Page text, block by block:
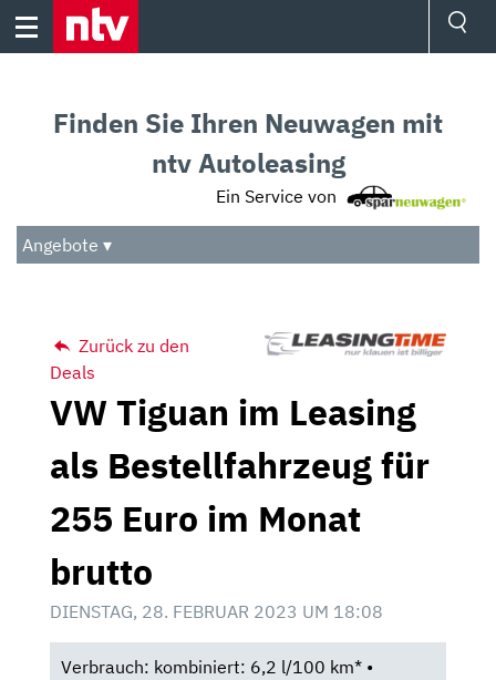
Skip
Audio
Das Beste
Finden Sie Ihren Neuwagen mit
ntv Autoleasing
Ein Service von
Angebote ▾
Zurück zu den
Deals
VW Tiguan im Leasing
als Bestellfahrzeug für
255 Euro im Monat
brutto
DIENSTAG, 28. FEBRUAR 2023 UM 18:08
Verbrauch: kombiniert: 6,2 l/100 km* •